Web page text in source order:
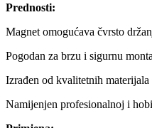
Prednosti:
Magnet omogućava čvrsto
Pogodan za brzu i sigurnu
Izrađen od kvalitetnih
Namijenjen profesionalnoj i